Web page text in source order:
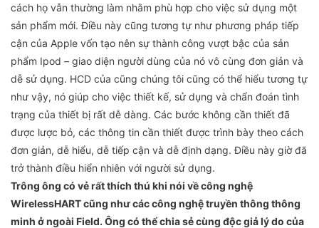
cách họ vẫn thường làm nhằm phù hợp cho việc sử dụng một
sản phẩm mới. Điều này cũng tương tự như phương pháp tiếp
cận của Apple vốn tạo nên sự thành công vượt bậc của sản
phẩm Ipod – giao diện người dùng của nó vô cùng đơn giản và
dễ sử dụng. HCD của cũng chúng tôi cũng có thể hiểu tương tự
như vậy, nó giúp cho việc thiết kế, sử dụng và chẩn đoán tình
trạng của thiết bị rất dễ dàng. Các bước không cần thiết đã
được lược bỏ, các thông tin cần thiết được trình bày theo cách
đơn giản, dễ hiểu, dễ tiếp cận và dễ định dạng. Điều này giờ đã
trở thành điều hiển nhiên với người sử dụng.
Trông ông có vẻ rất thích thú khi nói về công nghệ
WirelessHART cũng như các công nghệ truyền thông thông
minh ở ngoài Field. Ông có thể chia sẻ cùng độc giả lý do của